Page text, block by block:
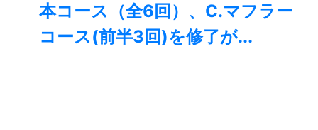
本コース（全6回）、C.マフラー
コース(前半3回)を修了が...